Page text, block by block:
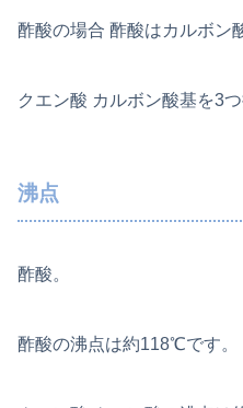
酢酸の場合 酢酸はカルボン
クエン酸 カルボン酸基を3つ
沸点
酢酸。
酢酸の沸点は約118℃です。